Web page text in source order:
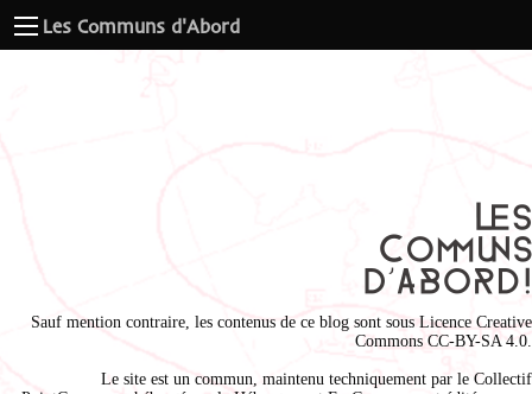
Les Communs d'Abord
Sauf mention contraire, les contenus de ce blog sont sous Licence Creative
Commons CC-BY-SA 4.0
Le site est un commun, maintenu techniquement par le Collectif